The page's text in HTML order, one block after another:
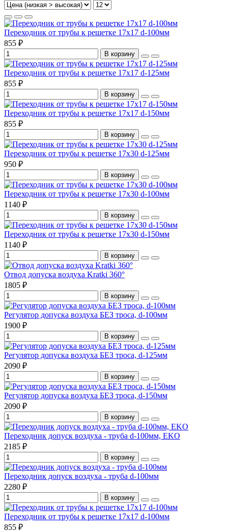
Переходник от трубы к решетке 17х17 d-100мм
855 ₽
В корзину
Переходник от трубы к решетке 17х17 d-125мм
855 ₽
В корзину
Переходник от трубы к решетке 17х17 d-150мм
855 ₽
В корзину
Переходник от трубы к решетке 17х30 d-125мм
950 ₽
В корзину
Переходник от трубы к решетке 17х30 d-100мм
1140 ₽
В корзину
Переходник от трубы к решетке 17х30 d-150мм
1140 ₽
В корзину
Отвод допуска воздуха Kratki 360°
1805 ₽
В корзину
Регулятор допуска воздуха БЕЗ троса, d-100мм
1900 ₽
В корзину
Регулятор допуска воздуха БЕЗ троса, d-125мм
2090 ₽
В корзину
Регулятор допуска воздуха БЕЗ троса, d-150мм
2090 ₽
В корзину
Переходник допуск воздуха - труба d-100мм, EKO
2185 ₽
В корзину
Переходник допуск воздуха - труба d-100мм
2280 ₽
В корзину
Переходник от трубы к решетке 17х17 d-100мм
855 ₽